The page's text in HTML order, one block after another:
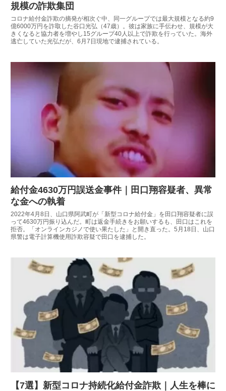
規模の詐欺集団
コロナ給付金詐欺の摘発が相次ぐ中、同一グループでは最大規模となる約9
億6000万円を詐取した谷口光弘（47歳）。彼は家族に手伝わせ、規模が大
きくなると協力者を増やし15グループ40人以上で詐欺を行っていた。海外
逃亡していた光弘だが、6月7日現地で逮捕されている。
給付金4630万円誤送金事件｜田口翔容疑者、異常
な金への執着
2022年4月8日、山口県阿武町が「新型コロナ給付金」を田口翔容疑者に誤
って4630万円振り込んだ。町は返金手続きをお願いするも、田口はこれを
拒否。「オンラインカジノで使い果たした」と開き直った。5月18日、山口
県警は電子計算機使用詐欺容疑で田口を逮捕した。
【7選】新型コロナ持続化給付金詐欺｜人生を棒に